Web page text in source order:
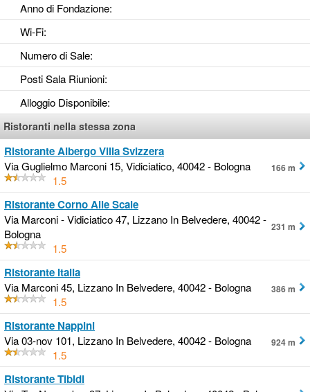
Anno di Fondazione:
Wi-Fi:
Numero di Sale:
Posti Sala Riunioni:
Alloggio Disponibile:
Ristoranti nella stessa zona
Ristorante Albergo Villa Svizzera
Via Guglielmo Marconi 15, Vidiciatico, 40042 - Bologna
1.5
166 m
Ristorante Corno Alle Scale
Via Marconi - Vidiciatico 47, Lizzano In Belvedere, 40042 -
Bologna
1.5
231 m
Ristorante Italia
Via Marconi 45, Lizzano In Belvedere, 40042 - Bologna
1.5
386 m
Ristorante Nappini
Via 03-nov 101, Lizzano In Belvedere, 40042 - Bologna
1.5
924 m
Ristorante Tibidi